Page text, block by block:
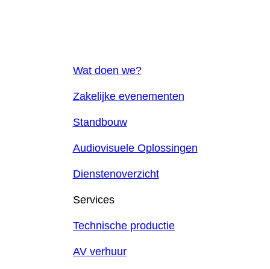
Wat doen we?
Zakelijke evenementen
Standbouw
Audiovisuele Oplossingen
Dienstenoverzicht
Services
Technische productie
AV verhuur